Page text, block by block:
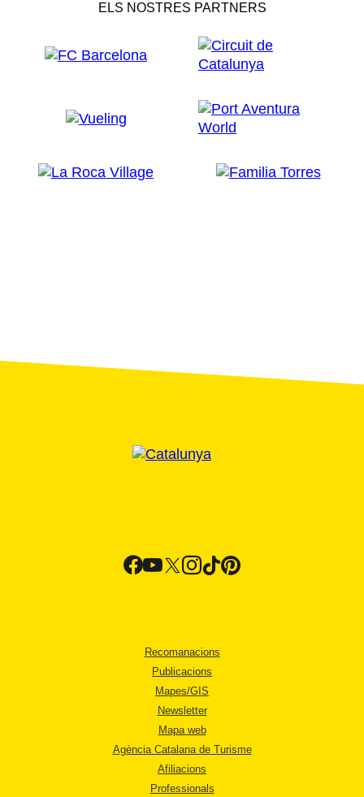
ELS NOSTRES PARTNERS
Recomanacions
Publicacions
Mapes/GIS
Newsletter
Mapa web
Agència Catalana de Turisme
Afiliacions
Professionals